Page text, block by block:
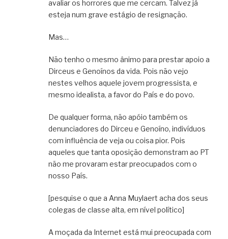
avaliar os horrores que me cercam. Talvez já
esteja num grave estágio de resignação.
Mas…
Não tenho o mesmo ânimo para prestar apoio a
Dirceus e Genoínos da vida. Pois não vejo
nestes velhos aquele jovem progressista, e
mesmo idealista, a favor do País e do povo.
De qualquer forma, não apóio também os
denunciadores do Dirceu e Genoíno, indivíduos
com influência de veja ou coisa pior. Pois
aqueles que tanta oposição demonstram ao PT
não me provaram estar preocupados com o
nosso País.
[pesquise o que a Anna Muylaert acha dos seus
colegas de classe alta, em nível político]
A moçada da Internet está mui preocupada com